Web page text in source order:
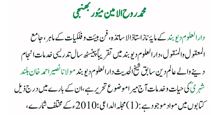
محمد روح الامین میُوربھنجی
دار العلوم دیوبندکے مایۂ ناز استاذ الاساتذہ، فن ہیئت و فلکیات کے ماہر، جامع
المعقول والمنقول، دار العلوم دیوبند میں تقریباً پینسٹھ سال تدریسی خدمات انجام
دینے والے عالم دین سابق شیخ الحدیث دار العلوم دیوبندمولانا نصیر احمد خان بلند
شہریؒکی حیات و خدمات آج میرا موضوع تحریر ہے، ان کے بارے میں درج ذیل
کتابوں میں مواد موجود ہے: (1) مجلہ الداعی؛ 2010ء کے مختلف شمارے،